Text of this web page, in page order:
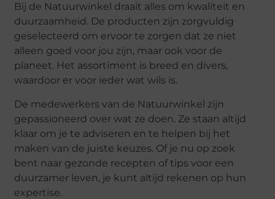
Bij de Natuurwinkel draait alles om kwaliteit en
duurzaamheid. De producten zijn zorgvuldig
geselecteerd om ervoor te zorgen dat ze niet
alleen goed voor jou zijn, maar ook voor de
planeet. Het assortiment is breed en divers,
waardoor er voor ieder wat wils is.
De medewerkers van de Natuurwinkel zijn
gepassioneerd over wat ze doen. Ze staan altijd
klaar om je te adviseren en te helpen bij het
maken van de juiste keuzes. Of je nu op zoek
bent naar gezonde recepten of tips voor een
duurzamer leven, je kunt altijd rekenen op hun
expertise.